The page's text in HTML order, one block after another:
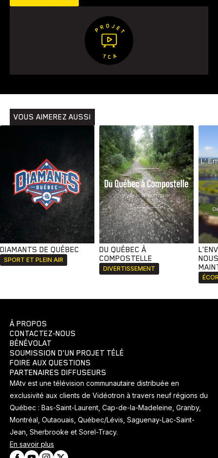
VOUS AIMEREZ AUSSI
DIAMANTS DE QUÉBEC
SPORT ET PLEIN AIR
DU QUÉBEC À
COMPOSTELLE
DIVERTISSEMENT
À PROPOS
CONTACTEZ-NOUS
BÉNÉVOLAT
SOUMISSION D'UN PROJET TÉLÉ
FOIRE AUX QUESTIONS
PARTENAIRES DIFFUSEURS
MAtv est une télévision communautaire distribuée en
exclusivité aux clients de Vidéotron à travers neuf régions du
Québec : Bas-Saint-Laurent, Cap-de-la-Madeleine, Granby,
Montréal, Outaouais, Québec/Lévis, Saguenay-Lac-Saint-
Jean, Sherbrooke et Sorel-Tracy.
En savoir plus